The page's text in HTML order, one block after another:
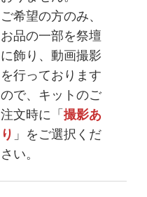
ご希望の方のみ、
お品の一部を祭壇
に飾り、動画撮影
を行っております
ので、キットのご
注文時に「撮影あ
り 」をご選択くだ
さい。